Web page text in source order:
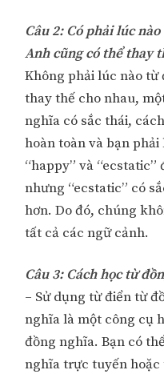
Câu 2: Có phải lúc
Anh cũng có thể thay
Không phải lúc nào
thay thế cho nhau,
nghĩa có sắc thái,
hoàn toàn và bạn
“happy” và “ecstatic”
nhưng “ecstatic” có
hơn. Do đó, chúng
tất cả các ngữ cảnh.
Câu 3: Cách học từ
– Sử dụng từ điển từ
nghĩa là một công cụ
đồng nghĩa. Bạn có
nghĩa trực tuyến